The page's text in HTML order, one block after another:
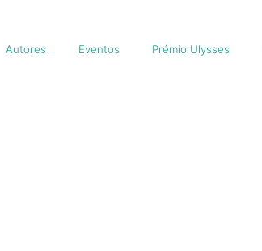
Autores Eventos Prémio Ulysses